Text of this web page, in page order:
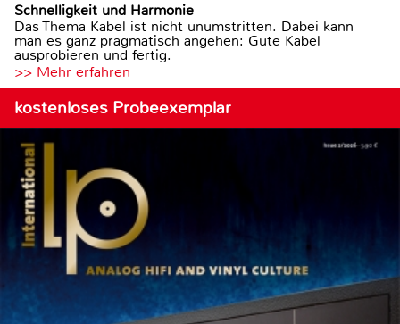
Schnelligkeit und Harmonie
Das Thema Kabel ist nicht unumstritten. Dabei kann
man es ganz pragmatisch angehen: Gute Kabel
ausprobieren und fertig.
>> Mehr erfahren
kostenloses Probeexemplar